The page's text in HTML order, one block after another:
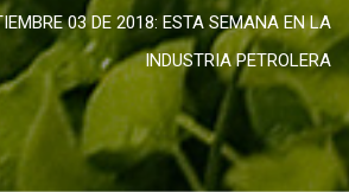
03 DE 2018: ESTA SEMANA EN LA
INDUSTRIA PETROLERA